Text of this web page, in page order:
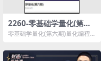
2260-零基础学量化(第六
期)量化编程
零基础学量化(第六期)量化编程
1...